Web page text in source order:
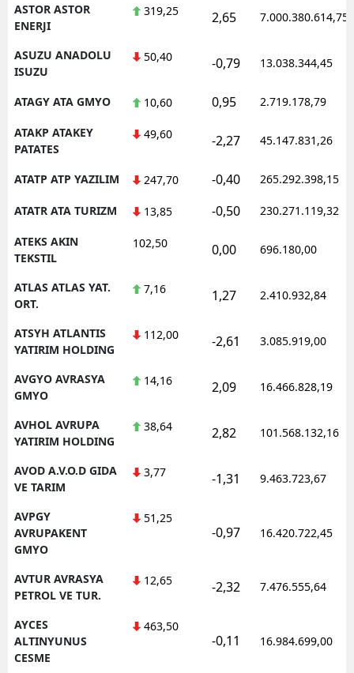
ASTOR ASTOR
ENERJI
319,25 2,65 7.000.380.614,75
ASUZU ANADOLU
ISUZU
50,40 -0,79 13.038.344,45
ATAGY ATA GMYO 10,60 0,95 2.719.178,79
ATAKP ATAKEY
PATATES
49,60 -2,27 45.147.831,26
ATATP ATP YAZILIM 247,70 -0,40 265.292.398,15
ATATR ATA TURIZM 13,85 -0,50 230.271.119,32
ATEKS AKIN
TEKSTIL
102,50 0,00 696.180,00
ATLAS ATLAS YAT.
ORT.
7,16 1,27 2.410.932,84
ATSYH ATLANTIS
YATIRIM HOLDING
112,00 -2,61 3.085.919,00
AVGYO AVRASYA
GMYO
14,16 2,09 16.466.828,19
AVHOL AVRUPA
YATIRIM HOLDING
38,64 2,82 101.568.132,16
AVOD A.V.O.D GIDA
VE TARIM
3,77 -1,31 9.463.723,67
AVPGY
AVRUPAKENT
GMYO
51,25
-0,97 16.420.722,45
AVTUR AVRASYA
PETROL VE TUR.
12,65 -2,32 7.476.555,64
AYCES
ALTINYUNUS
CESME
463,50
-0,11 16.984.699,00